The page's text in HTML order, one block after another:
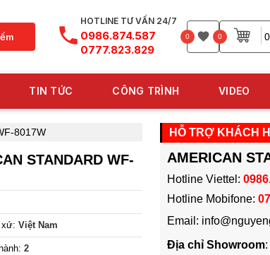
HOTLINE TƯ VẤN 24/7
0986.874.587
0777.823.829
0 0
TIN TỨC CÔNG TRÌNH VIDEO
8017W
STANDARD WF-
xứ:Việt Nam
2
HỖ TRỢ KHÁCH
AMERICAN
Hotline Viettel:
Hotline Mobifone:
Email:
Địa chỉ Showroom